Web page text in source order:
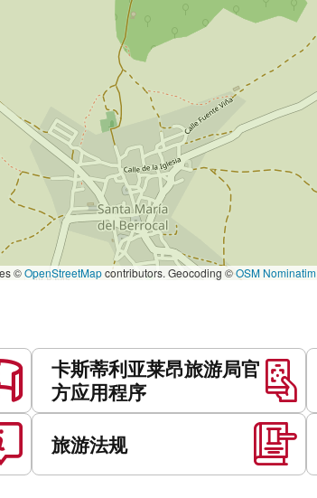
©OpenStreetMapcontributors. Geocoding ©OSM Nominatim
卡斯蒂利亚莱昂旅游局官
方应用程序
旅游法规